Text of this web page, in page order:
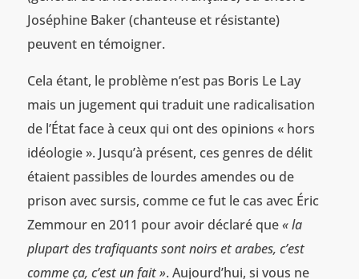
Joséphine Baker (chanteuse et résistante)
peuvent en témoigner.
Cela étant, le problème n’est pas Boris Le Lay
mais un jugement qui traduit une radicalisation
de l’État face à ceux qui ont des opinions « hors
idéologie ». Jusqu’à présent, ces genres de délit
étaient passibles de lourdes amendes ou de
prison avec sursis, comme ce fut le cas avec Éric
Zemmour en 2011 pour avoir déclaré que« la
plupart des trafiquants sont noirs et arabes, c’est
comme ça, c’est un fait ». Aujourd’hui, si vous ne